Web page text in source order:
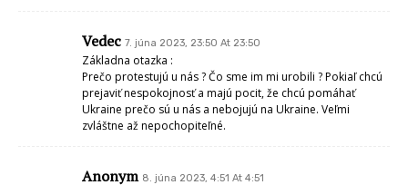
Vedec 7. júna 2023, 23:50 At 23:50
Základna otazka :
Prečo protestujú u nás ? Čo sme im mi urobili ? Pokiaľ chcú
prejaviť nespokojnosť a majú pocit, že chcú pomáhať
Ukraine prečo sú u nás a nebojujú na Ukraine. Veľmi
zvláštne až nepochopiteľné.
Anonym 8. júna 2023, 4:51 At 4:51